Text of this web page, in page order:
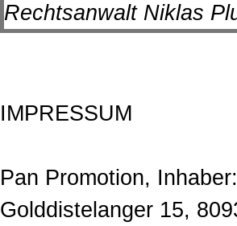
Rechtsanwalt Niklas
IMPRESSUM
Pan Promotion,
Golddistelanger 15,